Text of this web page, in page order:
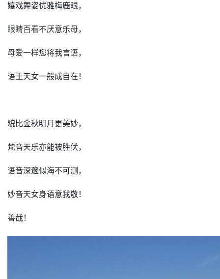
嬉戏舞姿优雅梅鹿眼，
眼睛百看不厌意乐母，
母爱一样您将我言语，
语王天女一般成自在！
貌比金秋明月更美妙，
梵音天乐亦能被胜伏，
语音深邃似海不可测，
妙音天女身语意我敬！
善哉！